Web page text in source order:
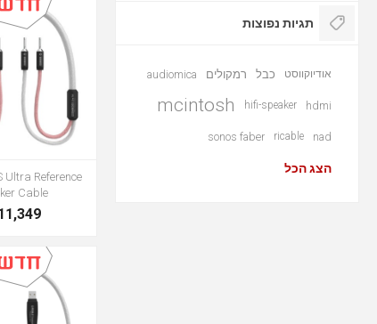
Ultra Reference
Cable
₪
תגיות נפוצות
אודיוקווסט כבל רמקולים audiomica
hdmi
hifi-speaker
mcintosh
nad
ricable
sonos faber
הצג הכל